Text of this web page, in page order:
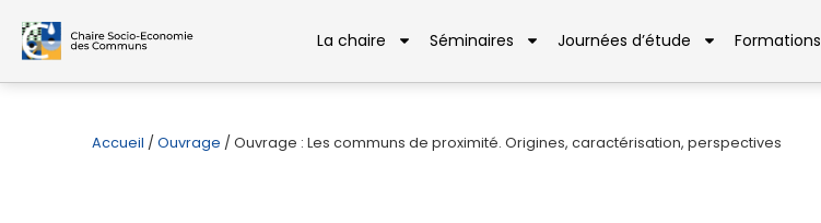
La chaire Séminaires Journées d’étude Formations
Accueil / Ouvrage / Ouvrage : Les communs de proximité. Origines, caractérisation, perspectives